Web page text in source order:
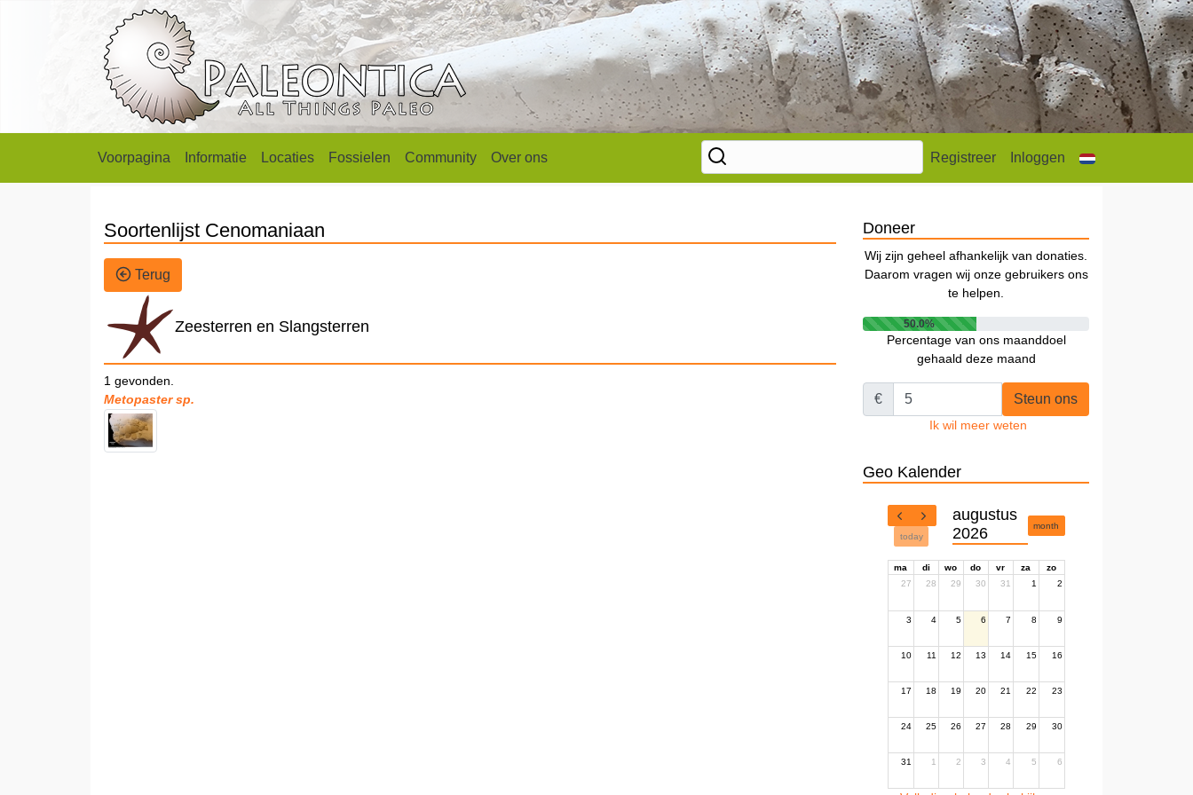
Voorpagina Informatie Locaties Fossielen Community Over ons Registreer Inloggen
Soortenlijst Cenomaniaan
Terug
Zeesterren en Slangsterren
1 gevonden.
Metopaster sp.
Doneer
Wij zijn geheel afhankelijk van donaties.
Daarom vragen wij onze gebruikers ons
te helpen.
50.0%
Percentage van ons maanddoel
gehaald deze maand
€ Steun ons
Ik wil meer weten
Geo Kalender
today
augustus
2026
month
ma di wo do vr za
zo
27
28 29 30 31 1 2
3 4 5 6 7 8 9
10 11 12 13 14 15 16
17 18 19 20 21 22 23
24 25 26 27 28 29 30
31 1 2 3 4 5 6